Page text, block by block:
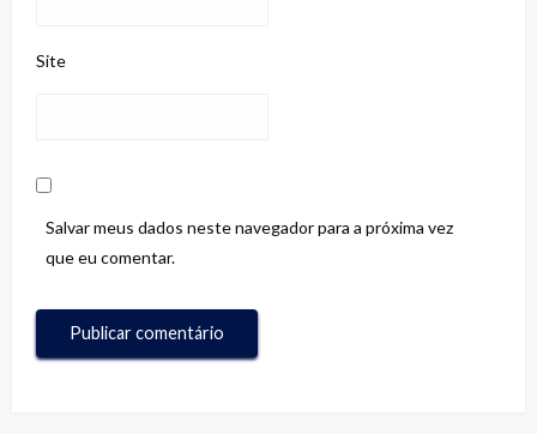
Site
Salvar meus dados neste navegador para a próxima vez
que eu comentar.